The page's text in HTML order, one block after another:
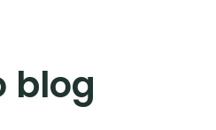
blog